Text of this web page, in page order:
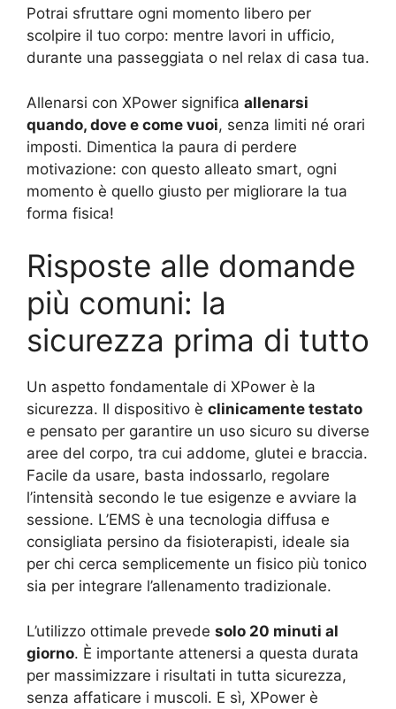
Potrai sfruttare ogni momento libero per
scolpire il tuo corpo: mentre lavori in ufficio,
durante una passeggiata o nel relax di casa tua.
Allenarsi con XPower significa allenarsi
quando, dove e come vuoi, senza limiti né orari
imposti. Dimentica la paura di perdere
motivazione: con questo alleato smart, ogni
momento è quello giusto per migliorare la tua
forma fisica!
Risposte alle domande
più comuni: la
sicurezza prima di tutto
Un aspetto fondamentale di XPower è la
sicurezza. Il dispositivo è clinicamente testato
e pensato per garantire un uso sicuro su diverse
aree del corpo, tra cui addome, glutei e braccia.
Facile da usare, basta indossarlo, regolare
l’intensità secondo le tue esigenze e avviare la
sessione. L’EMS è una tecnologia diffusa e
consigliata persino da fisioterapisti, ideale sia
per chi cerca semplicemente un fisico più tonico
sia per integrare l’allenamento tradizionale.
L’utilizzo ottimale prevede solo 20 minuti al
giorno. È importante attenersi a questa durata
per massimizzare i risultati in tutta sicurezza,
senza affaticare i muscoli. E sì, XPower è